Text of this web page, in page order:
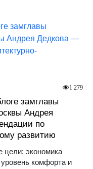
замглавы
Андрея
по
развитию
цели: экономика
комфорта и
1 279